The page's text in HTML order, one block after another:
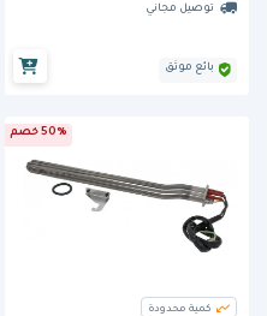
توصيل مجاني
بائع موثق
50% خصم
كمية محدودة